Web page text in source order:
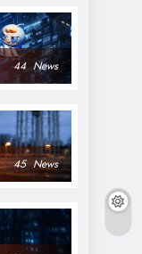
44 News
45 News